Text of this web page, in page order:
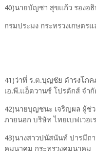
40)นายบัญชา สุขแก้ว รองอ
กรมประมง กระทรวงเกษตร
41)ว่าที่ ร.ต.บุญชัย ดำรงโภ
เอ.พี.แอ็ดวานซ์ โปรดักส์ จํา
42)นายบุญชนะ เจริญผล ผู้ช่
ภายนอก บริษัท ไทยเบฟเวอ
43)นางสาวปนัสนันท์ ปารมีถ
คมนาคม กระทรวงคมนาคม